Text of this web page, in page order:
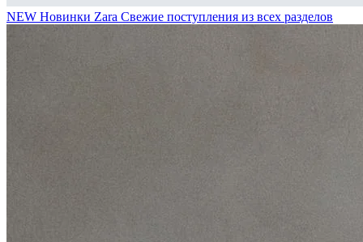
NEW Новинки Zara Свежие поступления из всех разделов